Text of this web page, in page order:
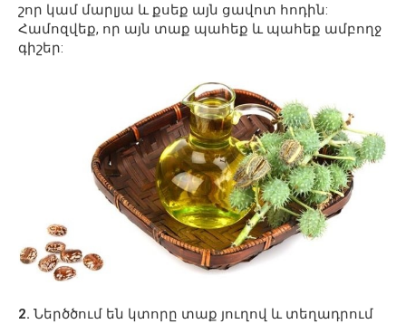
շոր կամ մարլյա և քսեք այն ​​ցավոտ հոդին:
Համոզվեք, որ այն տաք պահեք և պահեք ամբողջ
գիշեր:
2. Ներծծում են կտորը տաք յուղով և տեղադրում